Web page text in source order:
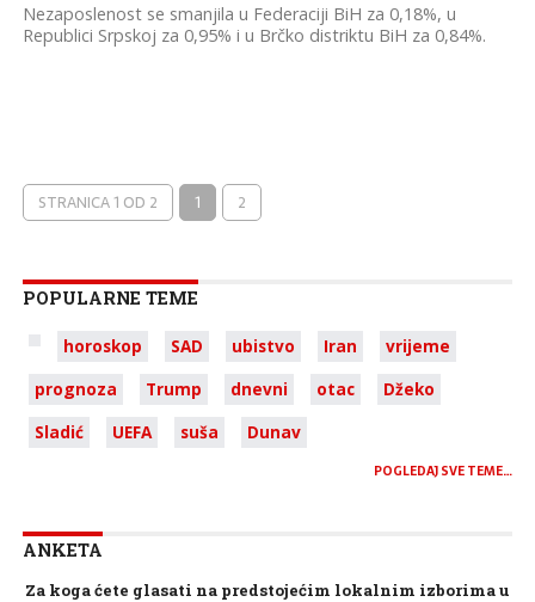
Nezaposlenost se smanjila u Federaciji BiH za 0,18%, u
Republici Srpskoj za 0,95% i u Brčko distriktu BiH za 0,84%.
STRANICA 1 OD 2 1 2
POPULARNE TEME
horoskop SAD ubistvo Iran
vrijeme
prognoza
Trump dnevni otac
Džeko
Sladić
UEFA suša Dunav
POGLEDAJ SVE TEME…
ANKETA
Za koga ćete glasati na predstojećim lokalnim izborima u